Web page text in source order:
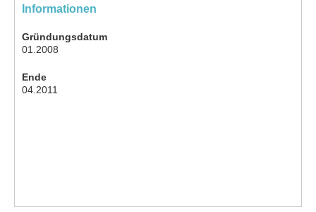
Informationen
Gründungsdatum
01.2008
Ende
04.2011